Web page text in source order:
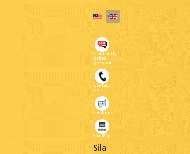
Select your language
Frequently
Asked
Question
Contact
Us
Feedback
Site Map
Sila